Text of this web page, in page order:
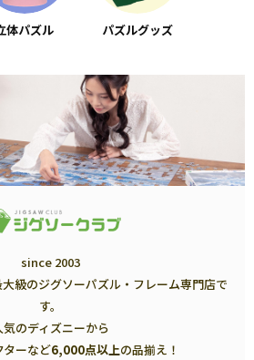
体パズル パズルグッズ
since 2003
級のジグソーパズル・フレーム専門店で
す。
気のディズニーから
ーなど6,000点以上の品揃え！